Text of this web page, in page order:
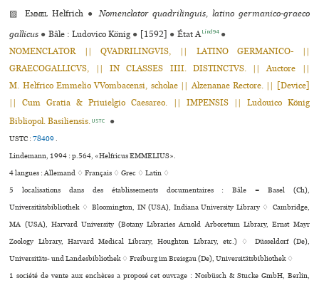
▨Emmel Helfrich ● Nomenclator quadrilinguis, latino germanico-graeco
gallicus ● Bâle : Ludovico König ● [1592] ● État ALind94 ●
NOMENCLATOR || QVADRILINGVIS, || LATINO GERMANICO- ||
GRAECOGALLICVS, || IN CLASSES IIII. DISTINCTVS. || Auctore ||
M. Helfrico Emmelio VVombacensi, scholae || Alzenanae Rectore. || [Device]
|| Cum Gratia & Priuielgio Caesareo. || IMPENSIS || Ludouico König
Bibliopol. Basiliensis. USTC ●
USTC :78409.
Lindemann, 1994 : p.564, «Helfricus EMMELIUS».
4 langues :Allemand ♢Français ♢Grec ♢Latin ♢
5 localisations dans des établissements documentaires : Bâle = Basel (Ch),
Universitätsbibliothek ♢ Bloomington, IN (USA), Indiana University Library ♢ Cambridge,
MA (USA), Harvard University (Botany Libraries Arnold Arboretum Library, Ernst Mayr
Zoology Library, Harvard Medical Library, Houghton Library, etc.) ♢ Düsseldorf (De),
Universitäts- und Landesbibliothek ♢ Freiburg im Breisgau (De), Universitätsbibliothek ♢
1 société de vente aux enchères a proposé cet ouvrage : Nosbüsch & Stucke GmbH, Berlin,